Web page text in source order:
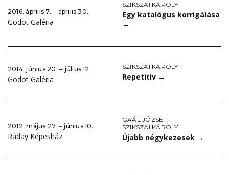
2016. április 7. ‒ április 30.
Godot Galéria
SZIKSZAI KÁROLY
Egy katalógus korrigálása
→
2014. június 20. ‒ július 12.
Godot Galéria
SZIKSZAI KÁROLY
Repetitív →
2012. május 27. ‒ június 10.
Ráday Képesház
GAÁL JÓZSEF,
SZIKSZAI KÁROLY
Újabb négykezesek →